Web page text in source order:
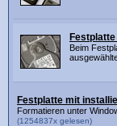
Beim
Festplatte mit
Formatieren unter
(1254837x gelesen)